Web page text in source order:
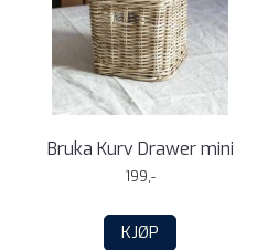
Bruka Kurv Drawer mini
199,-
KJØP